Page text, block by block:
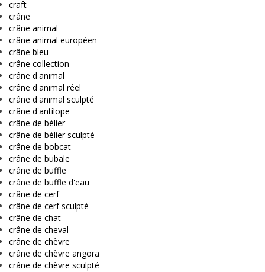
craft
crâne
crâne animal
crâne animal européen
crâne bleu
crâne collection
crâne d'animal
crâne d'animal réel
crâne d'animal sculpté
crâne d'antilope
crâne de bélier
crâne de bélier sculpté
crâne de bobcat
crâne de bubale
crâne de buffle
crâne de buffle d'eau
crâne de cerf
crâne de cerf sculpté
crâne de chat
crâne de cheval
crâne de chèvre
crâne de chèvre angora
crâne de chèvre sculpté